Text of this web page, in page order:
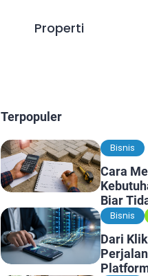
Properti
Terpopuler
Bisnis
Cara
Biar
Bisnis
Dari